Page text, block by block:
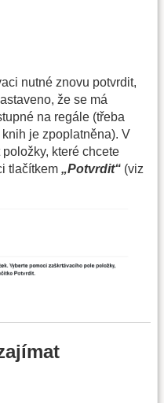
nutné znovu potvrdit,
že se má
na regále (třeba
je zpoplatněna). V
které chcete
tlačítkem „Potvrdit“ (viz